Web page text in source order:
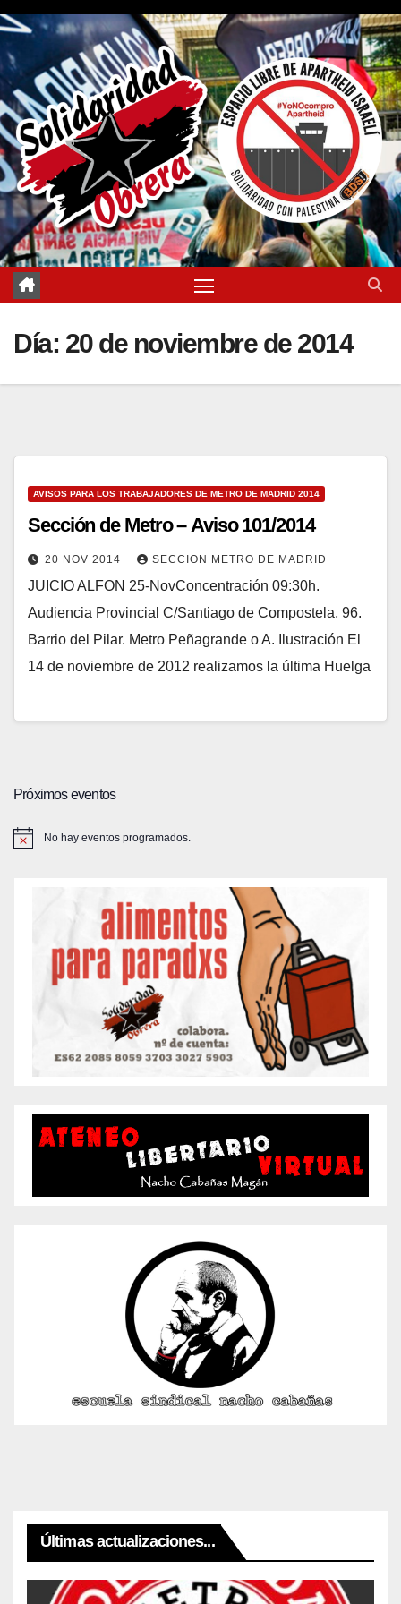
Saltar
contenido
Día: 20 de noviembre de 2014
AVISOS PARA LOS TRABAJADORES DE METRO DE MADRID 2014
Sección de Metro – Aviso 101/2014
20 NOV 2014 SECCION METRO DE MADRID
JUICIO ALFON 25-NovConcentración 09:30h.
Audiencia Provincial C/Santiago de Compostela, 96.
Barrio del Pilar. Metro Peñagrande o A. Ilustración El
14 de noviembre de 2012 realizamos la última Huelga
Próximos eventos
No hay eventos programados.
Últimas actualizaciones...